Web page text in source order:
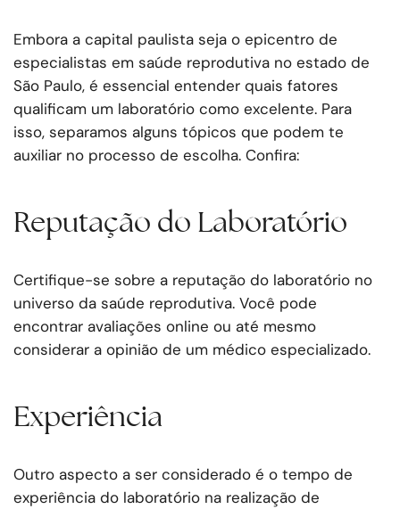
Embora a capital paulista seja o epicentro de
especialistas em saúde reprodutiva no estado de
São Paulo, é essencial entender quais fatores
qualificam um laboratório como excelente. Para
isso, separamos alguns tópicos que podem te
auxiliar no processo de escolha. Confira:
Reputação do Laboratório
Certifique-se sobre a reputação do laboratório no
universo da saúde reprodutiva. Você pode
encontrar avaliações online ou até mesmo
considerar a opinião de um médico especializado.
Experiência
Outro aspecto a ser considerado é o tempo de
experiência do laboratório na realização de